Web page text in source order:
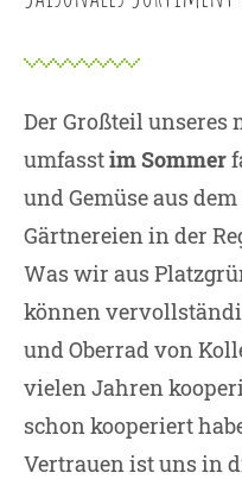
About us
Lorem ipsum dolor
adipiscing elit.
Aenean commodo
massa. Cum sociis
magnis dis
ridiculus mus.
nec.
Der Großteil
umfasstim Sommer
und Gemüse aus
Gärtnereien in der
Was wir aus
können
und Oberrad von
vielen Jahren
schon kooperiert
Vertrauen ist uns in